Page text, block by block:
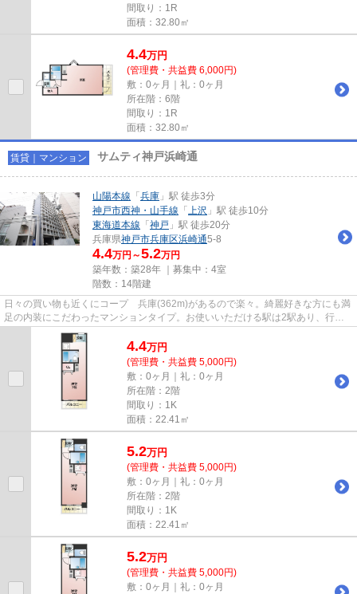
間取り：1R
面積：32.80㎡
4.4万円
(管理費・共益費 6,000円)
敷：0ヶ月｜礼：0ヶ月
所在階：6階
間取り：1R
面積：32.80㎡
賃貸｜マンション サムティ神戸浜崎通
山陽本線 「 兵庫 」駅 徒歩3分
神戸市西神・山手線 「 上沢 」駅 徒歩10分
東海道本線 「 神戸 」駅 徒歩20分
兵庫県神戸市兵庫区浜崎通5-8
4.4万円～5.2万円
築年数：築28年 ｜募集中： 4室
階数：14階建
日々の買い物も近くにコープ 兵庫(362m)があるので楽々。綺麗好きな方にも満
足の内装にこだわったマンションタイプ。お使いいただける駅は2駅あり、行き
先に応じて使い分けができます...
4.4万円
(管理費・共益費 5,000円)
敷：0ヶ月｜礼：0ヶ月
所在階：2階
間取り：1K
面積：22.41㎡
5.2万円
(管理費・共益費 5,000円)
敷：0ヶ月｜礼：0ヶ月
所在階：2階
間取り：1K
面積：22.41㎡
5.2万円
(管理費・共益費 5,000円)
敷：0ヶ月｜礼：0ヶ月